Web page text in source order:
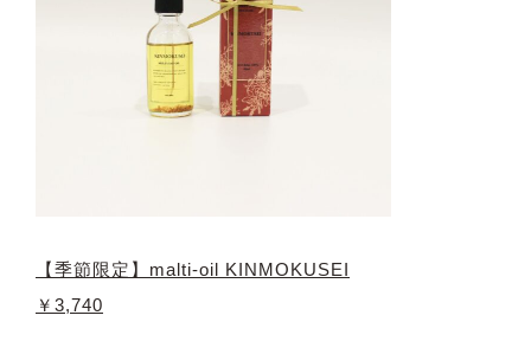
【季節限定】malti-oil KINMOKUSEI
￥3,740